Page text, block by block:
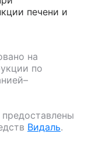
печени и
на
по
Видаль.